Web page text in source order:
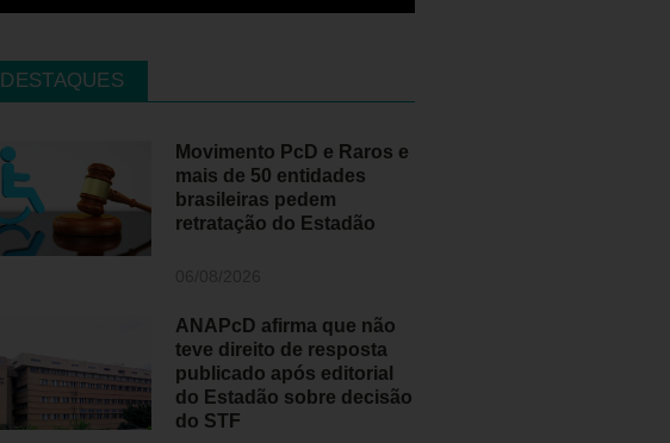
DESTAQUES
Movimento PcD e Raros e
mais de 50 entidades
brasileiras pedem
retratação do Estadão
ANAPcD afirma que não
teve direito de resposta
publicado após editorial
do Estadão sobre decisão
do STF